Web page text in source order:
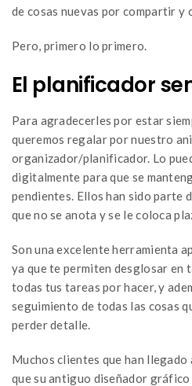
de cosas nuevas por compartir y
Pero, primero lo primero.
El planificador
Para agradecerles por estar
queremos regalar por nuestro
organizador/planificador. Lo
digitalmente para que se
pendientes. Ellos han sido parte
que no se anota y se le coloca
Son una excelente herramienta
ya que te permiten desglosar en
todas tus tareas por hacer, y
seguimiento de todas las cosas
perder detalle.
Muchos clientes que han llegado
que su antiguo diseñador